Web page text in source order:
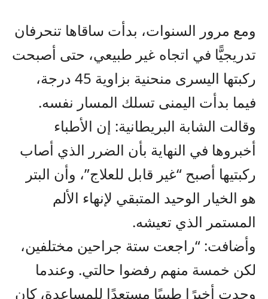
ومع مرور السنوات، بدأت ساقاها تنحرفان
تدريجيًّا في اتجاه غير طبيعي، حتى أصبحت
ركبتها اليسرى منحنية بزاوية 45 درجة،
فيما بدأت اليمنى تسلك المسار نفسه.
وقالت الشابة البريطانية: إن الأطباء
أخبروها في النهاية بأن الضرر الذي أصاب
ركبتيها أصبح “غير قابل للعلاج”، وأن البتر
هو الخيار الوحيد المتبقي لإنهاء الألم
المستمر الذي تعيشه.
وأضافت: “راجعت ستة جراحين مختلفين،
لكن خمسة منهم رفضوا حالتي. وعندما
وجدت أخيرًا طبيبًا مستعدًا للمساعدة، كان